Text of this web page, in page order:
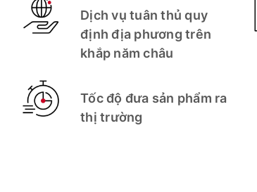
Dịch vụ tuân thủ quy
định địa phương trên
khắp năm châu
Tốc độ đưa sản phẩm ra
thị trường